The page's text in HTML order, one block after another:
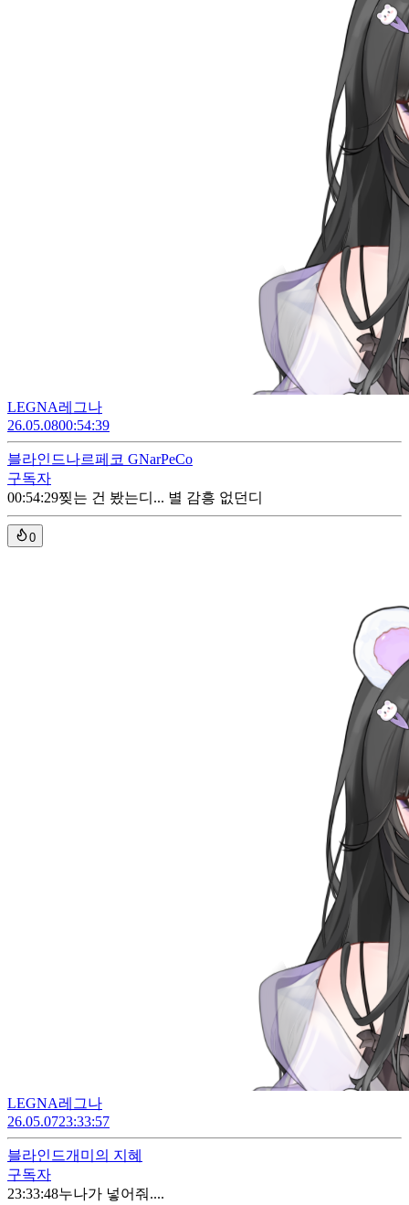
LEGNA레그나
26.05.0800:54:39
블라인드나르페코 GNarPeCo
구독자
00:54:29찢는 건 봤는디... 별 감흥 없던디
0
LEGNA레그나
26.05.0723:33:57
블라인드개미의 지혜
구독자
23:33:48누나가 넣어줘....